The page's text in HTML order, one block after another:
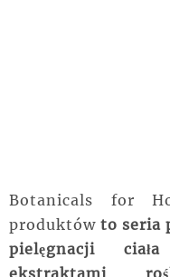
Botanicals for
produktów to seria
pielęgnacji